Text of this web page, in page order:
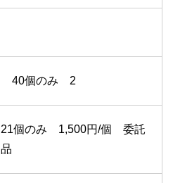
40個のみ 2
21個のみ 1,500円/個 委託
品